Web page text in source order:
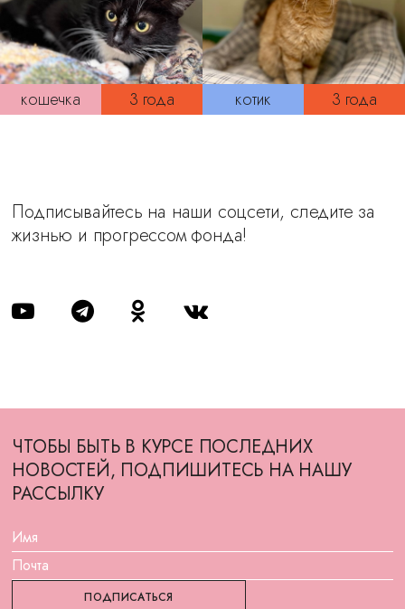
кошечка 3 года котик 3 года
Подписывайтесь на наши соцсети, следите за
жизнью и прогрессом фонда!
ЧТОБЫ БЫТЬ В КУРСЕ ПОСЛЕДНИХ
НОВОСТЕЙ, ПОДПИШИТЕСЬ НА НАШУ
РАССЫЛКУ